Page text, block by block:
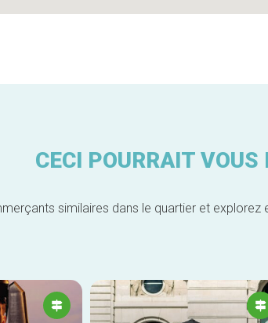
CECI POURRAIT VOUS
similaires dans le quartier et